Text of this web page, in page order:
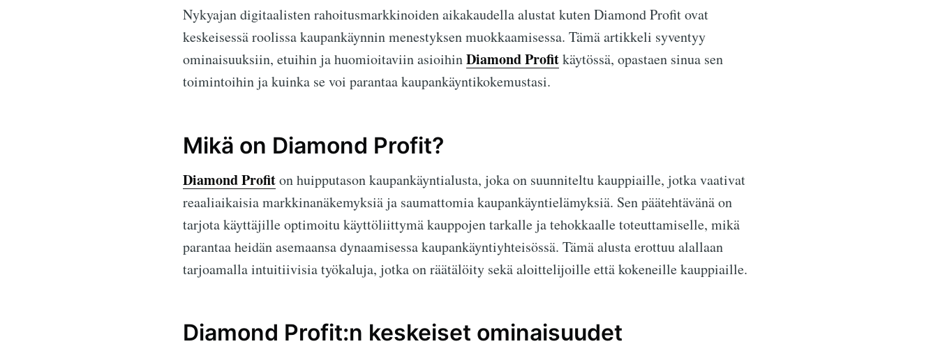
Nykyajan digitaalisten rahoitusmarkkinoiden aikakaudella alustat kuten Diamond Profit ovat
keskeisessä roolissa kaupankäynnin menestyksen muokkaamisessa. Tämä artikkeli syventyy
ominaisuuksiin, etuihin ja huomioitaviin asioihinDiamond Profitkäytössä, opastaen sinua sen
toimintoihin ja kuinka se voi parantaa kaupankäyntikokemustasi.
Mikä on Diamond Profit?
Diamond Profiton huipputason kaupankäyntialusta, joka on suunniteltu kauppiaille, jotka vaativat
reaaliaikaisia markkinanäkemyksiä ja saumattomia kaupankäyntielämyksiä. Sen päätehtävänä on
tarjota käyttäjille optimoitu käyttöliittymä kauppojen tarkalle ja tehokkaalle toteuttamiselle, mikä
parantaa heidän asemaansa dynaamisessa kaupankäyntiyhteisössä. Tämä alusta erottuu alallaan
tarjoamalla intuitiivisia työkaluja, jotka on räätälöity sekä aloittelijoille että kokeneille kauppiaille.
Diamond Profit:n keskeiset ominaisuudet